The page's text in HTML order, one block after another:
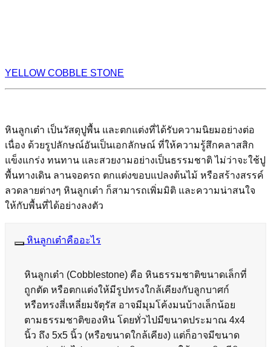
YELLOW COBBLE STONE
หินลูกเต๋า เป็นวัสดุปูพื้น และตกแต่งที่ได้รับความนิยมอย่างต่อ
เนื่อง ด้วยรูปลักษณ์อันเป็นเอกลักษณ์ ที่ให้ความรู้สึกคลาสสิก
แข็งแกร่ง ทนทาน และสวยงามอย่างเป็นธรรมชาติ ไม่ว่าจะใช้ปู
พื้นทางเดิน ลานจอดรถ ตกแต่งขอบแปลงต้นไม้ หรือสร้างสรรค์
ลวดลายต่างๆ หินลูกเต๋า ก็สามารถเพิ่มมิติ และความน่าสนใจ
ให้กับพื้นที่ได้อย่างลงตัว
หินลูกเต๋าคืออะไร
หินลูกเต๋า (Cobblestone) คือ หินธรรมชาติขนาดเล็กที่
ถูกตัด หรือตกแต่งให้มีรูปทรงใกล้เคียงกับลูกบาศก์
หรือทรงสี่เหลี่ยมจัตุรัส อาจมีมุมโค้งมนบ้างเล็กน้อย
ตามธรรมชาติของหิน โดยทั่วไปมีขนาดประมาณ 4x4
นิ้ว ถึง 5x5 นิ้ว (หรือขนาดใกล้เคียง) แต่ก็อาจมีขนาด